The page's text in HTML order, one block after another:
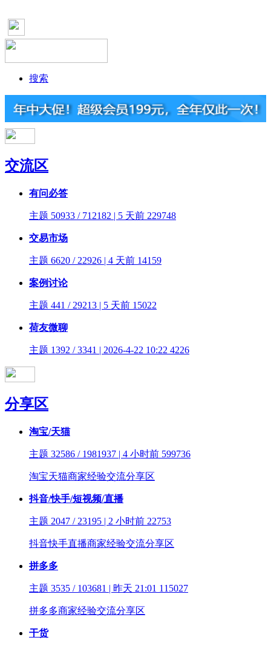
搜索
交流区
有问必答
主题 50933 / 712182 | 5 天前 229748
交易市场
主题 6620 / 22926 | 4 天前 14159
案例讨论
主题 441 / 29213 | 5 天前 15022
荷友微聊
主题 1392 / 3341 | 2026-4-22 10:22 4226
分享区
淘宝/天猫
主题 32586 / 1981937 | 4 小时前 599736
淘宝天猫商家经验交流分享区
抖音/快手/短视频/直播
主题 2047 / 23195 | 2 小时前 22753
抖音快手直播商家经验交流分享区
拼多多
主题 3535 / 103681 | 昨天 21:01 115027
拼多多商家经验交流分享区
干货